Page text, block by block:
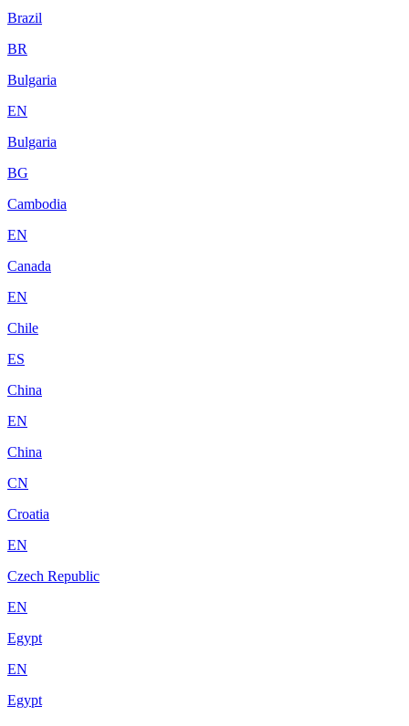
Brazil
BR
Bulgaria
EN
Bulgaria
BG
Cambodia
EN
Canada
EN
Chile
ES
China
EN
China
CN
Croatia
EN
Czech Republic
EN
Egypt
EN
Egypt